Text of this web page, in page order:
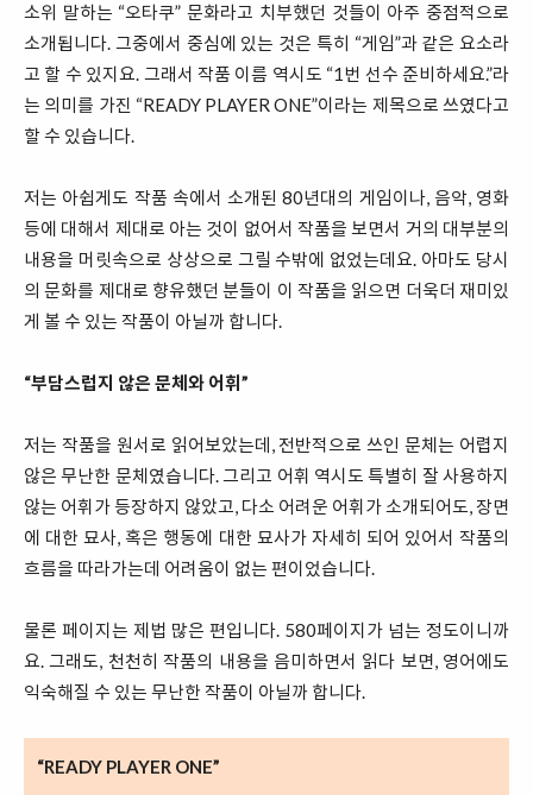
소위 말하는 “오타쿠” 문화라고 치부했던 것들이 아주 중점적으로
소개됩니다. 그중에서 중심에 있는 것은 특히 “게임”과 같은 요소라
고 할 수 있지요. 그래서 작품 이름 역시도 “1번 선수 준비하세요.”라
는 의미를 가진 “READY PLAYER ONE”이라는 제목으로 쓰였다고
할 수 있습니다.
저는 아쉽게도 작품 속에서 소개된 80년대의 게임이나, 음악, 영화
등에 대해서 제대로 아는 것이 없어서 작품을 보면서 거의 대부분의
내용을 머릿속으로 상상으로 그릴 수밖에 없었는데요. 아마도 당시
의 문화를 제대로 향유했던 분들이 이 작품을 읽으면 더욱더 재미있
게 볼 수 있는 작품이 아닐까 합니다.
“부담스럽지 않은 문체와 어휘”
저는 작품을 원서로 읽어보았는데, 전반적으로 쓰인 문체는 어렵지
않은 무난한 문체였습니다. 그리고 어휘 역시도 특별히 잘 사용하지
않는 어휘가 등장하지 않았고, 다소 어려운 어휘가 소개되어도, 장면
에 대한 묘사, 혹은 행동에 대한 묘사가 자세히 되어 있어서 작품의
흐름을 따라가는데 어려움이 없는 편이었습니다.
물론 페이지는 제법 많은 편입니다. 580페이지가 넘는 정도이니까
요. 그래도, 천천히 작품의 내용을 음미하면서 읽다 보면, 영어에도
익숙해질 수 있는 무난한 작품이 아닐까 합니다.
“READY PLAYER ONE”